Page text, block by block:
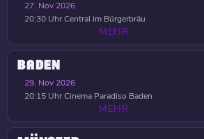
27. Nov 2026
20:30 UhrCentral im Bürgerbräu
MEHR
BADEN
29. Nov 2026
20:15 UhrCinema Paradiso Baden
MEHR